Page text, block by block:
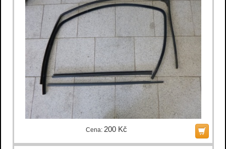
Cena: 200 Kč